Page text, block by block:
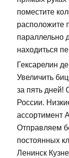
поместите
расположите
параллельно
находиться
Гексарелин
Увеличить
за пять дней!
России.
ассортимент
Отправляем
постоянных
Ленинск